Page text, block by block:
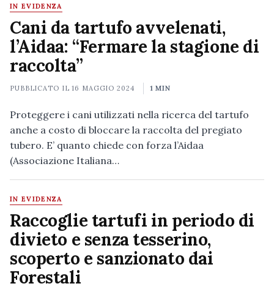
IN EVIDENZA
Cani da tartufo avvelenati,
l’Aidaa: “Fermare la stagione di
raccolta”
PUBBLICATO IL16 MAGGIO 2024 1 MIN
Proteggere i cani utilizzati nella ricerca del tartufo
anche a costo di bloccare la raccolta del pregiato
tubero. E’ quanto chiede con forza l’Aidaa
(Associazione Italiana…
IN EVIDENZA
Raccoglie tartufi in periodo di
divieto e senza tesserino,
scoperto e sanzionato dai
Forestali